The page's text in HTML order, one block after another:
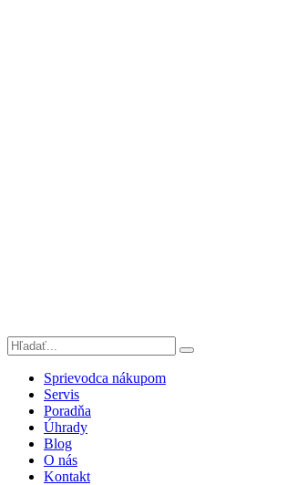
Sprievodca nákupom
Servis
Poradňa
Úhrady
Blog
O nás
Kontakt